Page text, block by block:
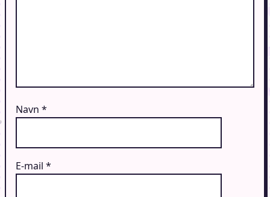
Navn *
E-mail *